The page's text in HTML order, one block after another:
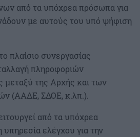
από τα υπόχρεα πρόσωπα για
με αυτούς του υπό ψήφιση
πλαίσιο συνεργασίας
πληροφοριών
μεταξύ της Αρχής και των
(ΑΑΔΕ, ΣΔΟΕ, κ.λπ.).
από τα υπόχρεα
ελέγχου για την